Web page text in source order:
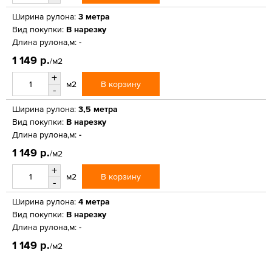
Ширина рулона: 3 метра
Вид покупки: В нарезку
Длина рулона,м: -
1 149 р./м2
+
-
м2 В корзину
Ширина рулона: 3,5 метра
Вид покупки: В нарезку
Длина рулона,м: -
1 149 р./м2
+
-
м2 В корзину
Ширина рулона: 4 метра
Вид покупки: В нарезку
Длина рулона,м: -
1 149 р./м2